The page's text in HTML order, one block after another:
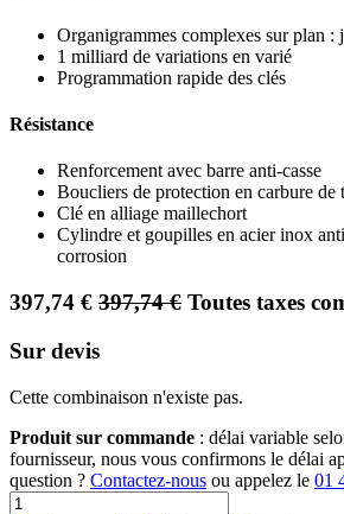
Organigrammes complexes sur plan :
1 milliard de variations en varié
Programmation rapide des clés
Résistance
Renforcement avec barre anti-casse
Boucliers de protection en carbure de
Clé en alliage maillechort
Cylindre et goupilles en acier inox
corrosion
397,74 € 397,74€ Toutes taxes
Sur devis
Cette combinaison n'existe pas.
Produit sur commande : délai variable
fournisseur, nous vous confirmons le délai
question ? Contactez-nous ou appelez le 01